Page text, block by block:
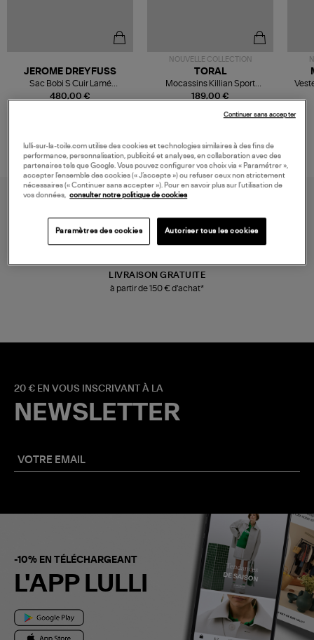
480,00 €
JEROME DREYFUSS
Sac Bobi S Cuir Lamé
Champagne
NOUVELLE COLLECTION
189,00 €
TORAL
Mocassins Killian Sport
Mousse
LIVRAISON GRATUITE
à partir de 150 € d'achat*
20 € EN VOUS INSCRIVANT À LA
NEWSLETTER
-10% EN TÉLÉCHARGEANT
L'APP LULLI
lulli-sur-la-toile.com utilise des cookies et technologies similaires à des fins de
performance, personnalisation, publicité et analyses, en collaboration avec des
partenaires tels que Google. Vous pouvez configurer vos choix via « Paramétrer »,
accepter l’ensemble des cookies (« J’accepte ») ou refuser ceux non strictement
nécessaires (« Continuer sans accepter »). Pour en savoir plus sur l’utilisation de
vos données, consulter notre politique de cookies
Paramètres des cookies Autoriser tous les cookies
Continuer sans accepter